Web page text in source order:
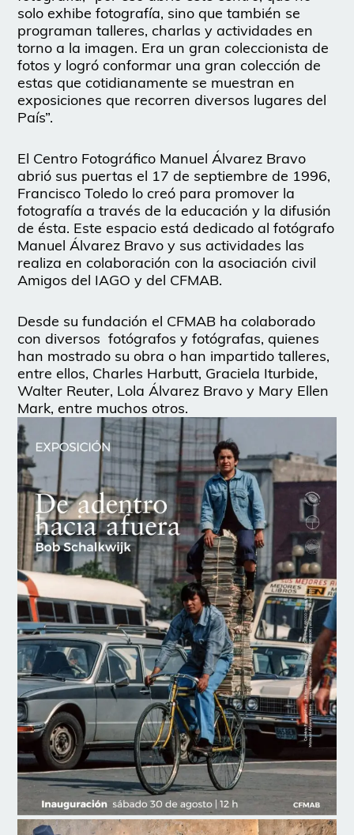
solo exhibe fotografía, sino que también se
programan talleres, charlas y actividades en
torno a la imagen. Era un gran coleccionista de
fotos y logró conformar una gran colección de
estas que cotidianamente se muestran en
exposiciones que recorren diversos lugares del
País”.
El Centro Fotográfico Manuel Álvarez Bravo
abrió sus puertas el 17 de septiembre de 1996,
Francisco Toledo lo creó para promover la
fotografía a través de la educación y la difusión
de ésta. Este espacio está dedicado al fotógrafo
Manuel Álvarez Bravo y sus actividades las
realiza en colaboración con la asociación civil
Amigos del IAGO y del CFMAB.
Desde su fundación el CFMAB ha colaborado
con diversos fotógrafos y fotógrafas, quienes
han mostrado su obra o han impartido talleres,
entre ellos, Charles Harbutt, Graciela Iturbide,
Walter Reuter, Lola Álvarez Bravo y Mary Ellen
Mark, entre muchos otros.